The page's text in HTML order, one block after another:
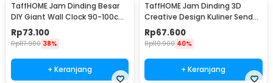
TaffHOME Jam Dinding Besar
DIY Giant Wall Clock 90-100cm
- DIY-104
Rp73.100
Rp117.900 38%
+ Keranjang
TaffHOME Jam Dinding 3D
Creative Design Kuliner Sendok
Garpu 30.5cm - T6806
Rp67.600
Rp110.900 40%
+ Keranjang